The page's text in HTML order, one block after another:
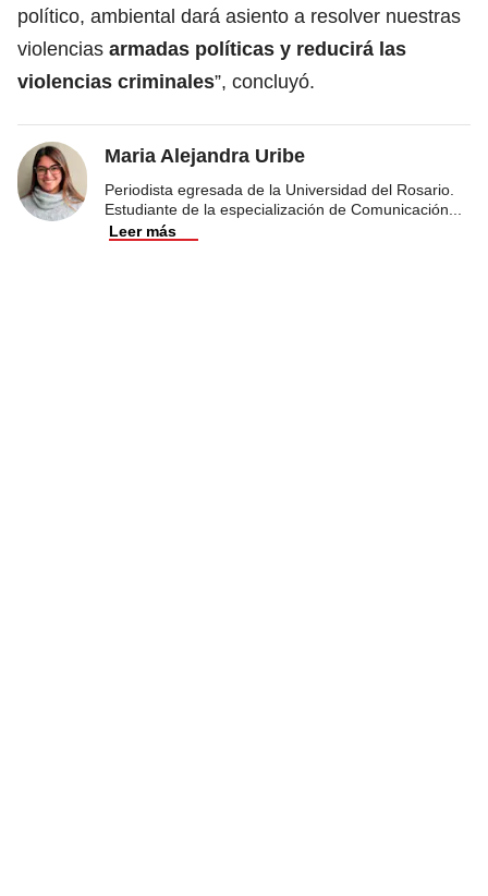
político, ambiental dará asiento a resolver nuestras
violencias armadas políticas y reducirá las
violencias criminales”, concluyó.
Maria Alejandra Uribe
Periodista egresada de la Universidad del Rosario.
Estudiante de la especialización de Comunicación
Leer más